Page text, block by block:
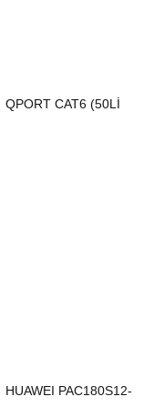
QPORT CAT6 (50Lİ
HUAWEI PAC180S12-